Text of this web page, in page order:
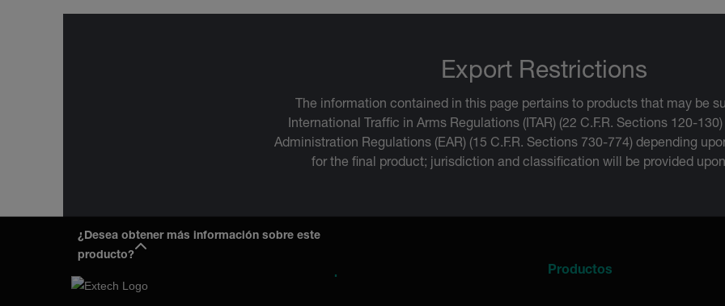
Export Restrictions
The information contained in this page pertains to products that may be
International Traffic in Arms Regulations (ITAR) (22 C.F.R. Sections 120-
Administration Regulations (EAR) (15 C.F.R. Sections 730-774) depending
for the final product; jurisdiction and classification will be provided
¿Desea obtener más información sobre este
producto?
Productos